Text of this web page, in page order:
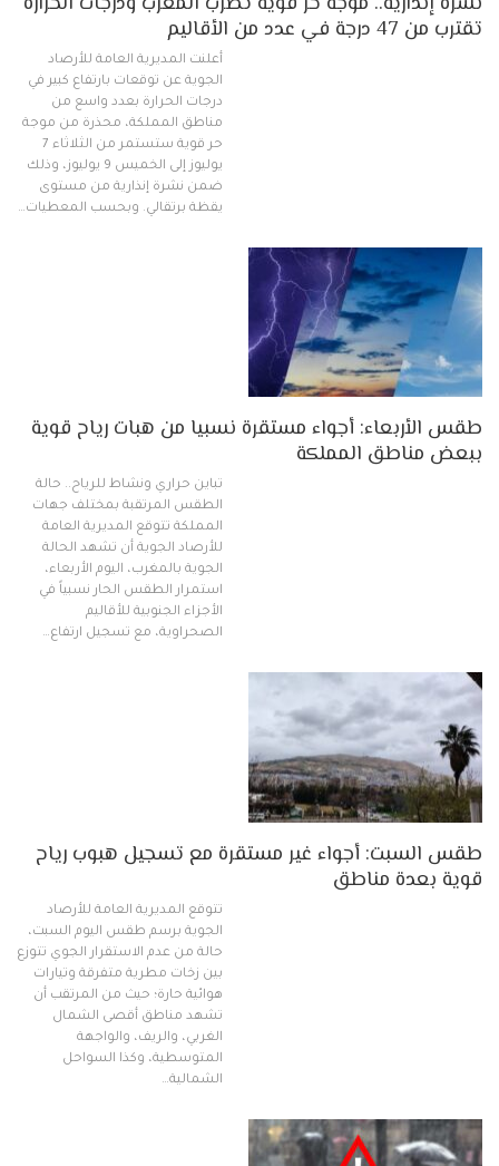
تقترب من 47 درجة في عدد من الأقاليم
أعلنت المديرية العامة للأرصاد
الجوية عن توقعات بارتفاع كبير في
درجات الحرارة بعدد واسع من
مناطق المملكة، محذرة من موجة
حر قوية ستستمر من الثلاثاء 7
يوليوز إلى الخميس 9 يوليوز، وذلك
ضمن نشرة إنذارية من مستوى
يقظة برتقالي. وبحسب المعطيات…
طقس الأربعاء: أجواء مستقرة نسبيا من هبات رياح قوية
ببعض مناطق المملكة
تباين حراري ونشاط للرياح.. حالة
الطقس المرتقبة بمختلف جهات
المملكة تتوقع المديرية العامة
للأرصاد الجوية أن تشهد الحالة
الجوية بالمغرب، اليوم الأربعاء،
استمرار الطقس الحار نسبياً في
الأجزاء الجنوبية للأقاليم
الصحراوية، مع تسجيل ارتفاع…
طقس السبت: أجواء غير مستقرة مع تسجيل هبوب رياح
قوية بعدة مناطق
تتوقع المديرية العامة للأرصاد
الجوية برسم طقس اليوم السبت،
حالة من عدم الاستقرار الجوي تتوزع
بين زخات مطرية متفرقة وتيارات
هوائية حارة؛ حيث من المرتقب أن
تشهد مناطق أقصى الشمال
الغربي، والريف، والواجهة
المتوسطية، وكذا السواحل
الشمالية…